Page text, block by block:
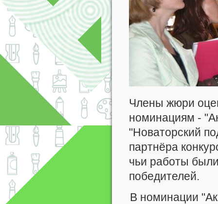
Члены жюри
номинациям -
"Новаторский
партнёра
чьи работы
победителей.
В номинации